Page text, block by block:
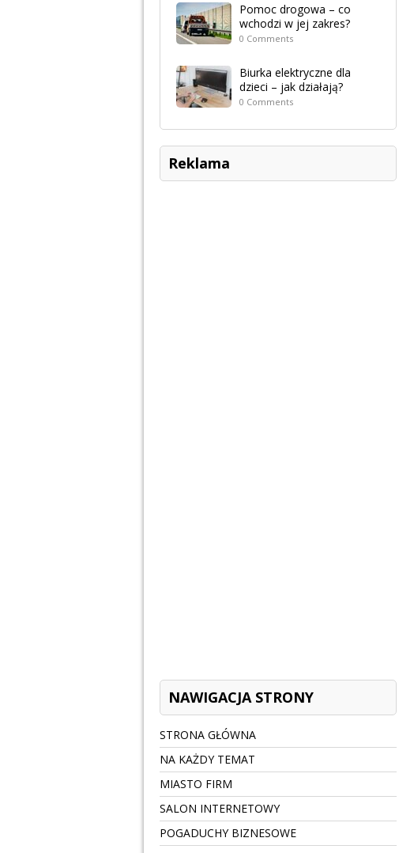
Pomoc drogowa – co
wchodzi w jej zakres?
0 Comments
Biurka elektryczne dla
dzieci – jak działają?
0 Comments
Reklama
NAWIGACJA STRONY
STRONA GŁÓWNA
NA KAŻDY TEMAT
MIASTO FIRM
SALON INTERNETOWY
POGADUCHY BIZNESOWE